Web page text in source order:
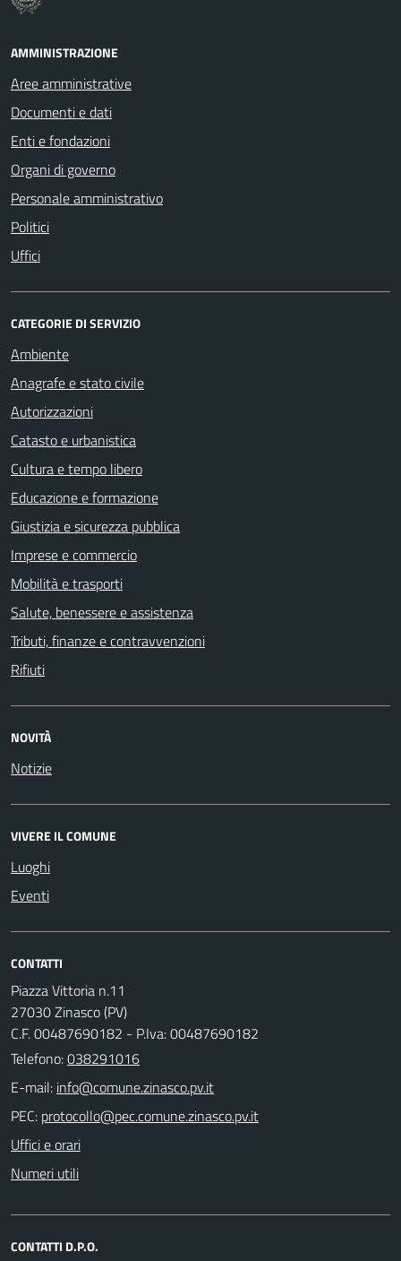
AMMINISTRAZIONE
Aree amministrative
Documenti e dati
Enti e fondazioni
Organi di governo
Personale amministrativo
Politici
Uffici
CATEGORIE DI SERVIZIO
Ambiente
Anagrafe e stato civile
Autorizzazioni
Catasto e urbanistica
Cultura e tempo libero
Educazione e formazione
Giustizia e sicurezza pubblica
Imprese e commercio
Mobilità e trasporti
Salute, benessere e assistenza
Tributi, finanze e contravvenzioni
Rifiuti
NOVITÀ
Notizie
VIVERE IL COMUNE
Luoghi
Eventi
CONTATTI
Piazza Vittoria n.11
27030 Zinasco (PV)
C.F. 00487690182 - P.Iva: 00487690182
Telefono:038291016
E-mail:
PEC:
Uffici e orari
Numeri utili
CONTATTI D.P.O.